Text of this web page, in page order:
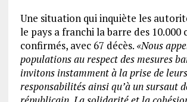
Une situation qui inquiète les
le pays a franchi la barre des 10.000
confirmés, avec 67 décès. «Nous
populations au respect des mesures
invitons instamment à la prise de leurs
responsabilités ainsi qu’à un sursaut